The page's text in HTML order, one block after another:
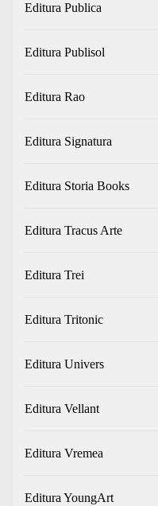
Editura Publica
Editura Publisol
Editura Rao
Editura Signatura
Editura Storia Books
Editura Tracus Arte
Editura Trei
Editura Tritonic
Editura Univers
Editura Vellant
Editura Vremea
Editura YoungArt